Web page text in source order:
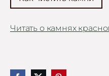
Читать о камнях